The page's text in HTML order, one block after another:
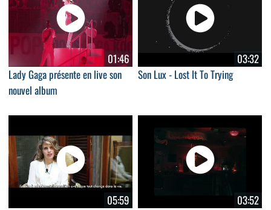
01:46
Lady Gaga présente en live son
nouvel album
03:32
Son Lux - Lost It To Trying
05:59
03:52